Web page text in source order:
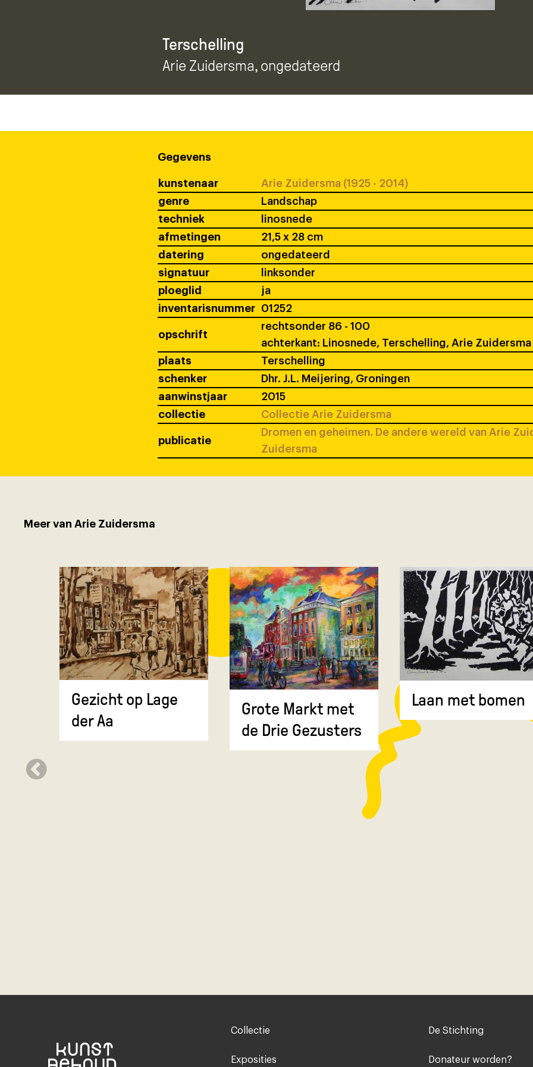
Terschelling
Arie Zuidersma, ongedateerd
Gegevens
kunstenaar
Arie Zuidersma (1925 - 2014)
genre
Landschap
techniek
linosnede
afmetingen
21,5 x 28 cm
datering
ongedateerd
signatuur
linksonder
ploeglid
ja
inventarisnummer
01252
opschrift
rechtsonder 86 - 100
achterkant: Linosnede, Terschelling, Arie Zuidersma
plaats
Terschelling
schenker
Dhr. J.L. Meijering, Groningen
aanwinstjaar
2015
collectie
Collectie Arie Zuidersma
publicatie
Dromen en geheimen. De andere wereld van Arie
Zuidersma
Meer van Arie Zuidersma
Gezicht op Lage
der Aa
Grote Markt met
de Drie Gezusters
Laan met bomen
Footer-
Collectie
Exposities
Voet
De Stichting
Donateur worden?